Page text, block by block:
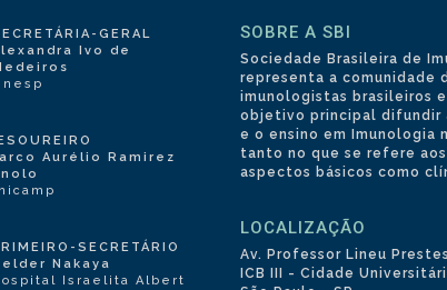
GERAL
Ivo de
Aurélio Ramirez
SECRETÁRIO
Nakaya
Israelita Albert
SOBRE A SBI
Sociedade Brasileira de
representa a comunidade
imunologistas brasileiros
objetivo principal difundir
e o ensino em Imunologia
tanto no que se refere aos
aspectos básicos como
LOCALIZAÇÃO
Av. Professor Lineu
ICB III - Cidade